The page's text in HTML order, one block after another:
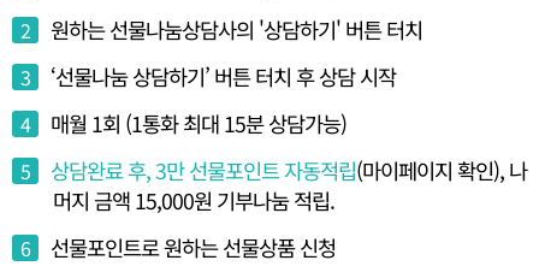
2 원하는 선물나눔상담사의 '상담하기' 버튼 터치
3 ‘선물나눔 상담하기’ 버튼 터치 후 상담 시작
4 매월 1회 (1통화 최대 15분 상담가능)
5 상담완료 후, 3만 선물포인트 자동적립(마이페이지 확인), 나
머지 금액 15,000원 기부나눔 적립.
6
선물포인트로 원하는 선물상품 신청